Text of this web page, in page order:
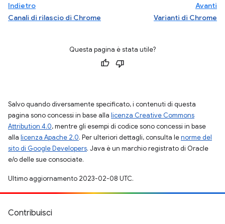
Indietro
Canali di rilascio di Chrome
Avanti
Varianti di Chrome
Questa pagina è stata utile?
Salvo quando diversamente specificato, i contenuti di questa
pagina sono concessi in base alla licenza Creative Commons
Attribution 4.0, mentre gli esempi di codice sono concessi in base
alla licenza Apache 2.0. Per ulteriori dettagli, consulta lenorme del
sito di Google Developers. Java è un marchio registrato di Oracle
e/o delle sue consociate.
Ultimo aggiornamento 2023-02-08 UTC.
Contribuisci